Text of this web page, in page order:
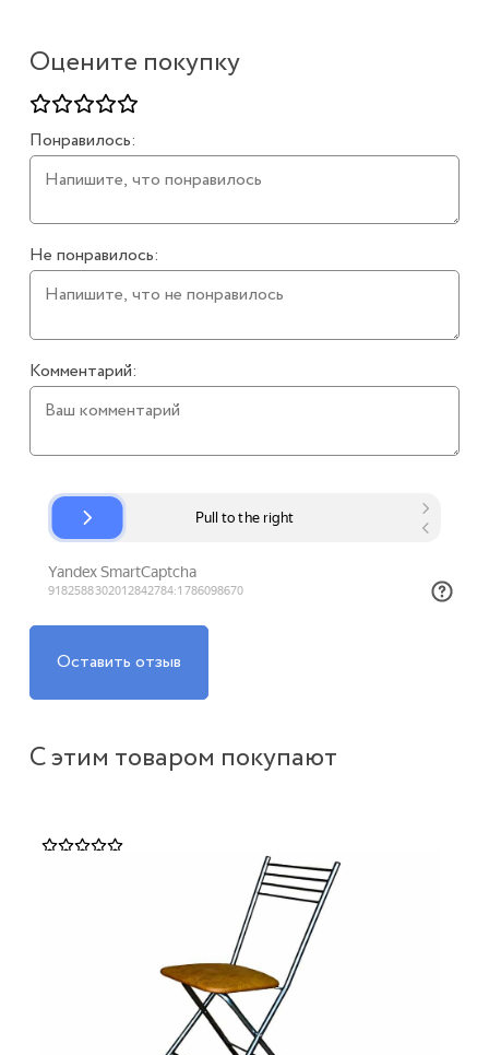
Оцените покупку
Понравилось:
Не понравилось:
Комментарий:
Оставить отзыв
С этим товаром покупают